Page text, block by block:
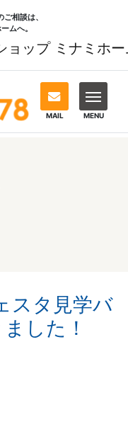
相談は、
ムへ。
MAIL MENU
スタ見学バ
した！